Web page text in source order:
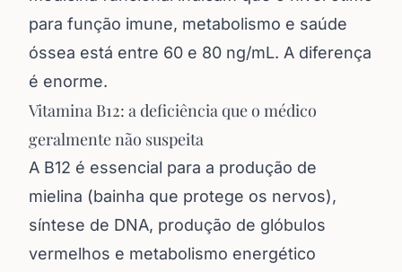
para função imune, metabolismo e saúde
óssea está entre 60 e 80 ng/mL. A diferença
é enorme.
Vitamina B12: a deficiência que o médico
geralmente não suspeita
A B12 é essencial para a produção de
mielina (bainha que protege os nervos),
síntese de DNA, produção de glóbulos
vermelhos e metabolismo energético